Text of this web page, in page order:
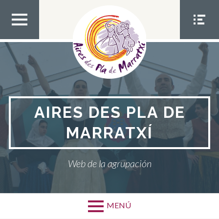
contenido
MEN
SUPE
RIOR
MEN
Ú
SOCIA
AIRES DES PLA DE
MARRATXÍ
Web de la agrupación
MENÚ